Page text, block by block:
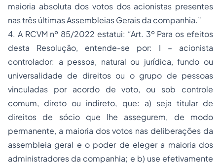
maioria absoluta dos votos dos acionistas presentes
nas três últimas Assembleias Gerais da companhia.”
4. A RCVM nº 85/2022 estatui: “Art. 3º Para os efeitos
desta Resolução, entende-se por: I – acionista
controlador: a pessoa, natural ou jurídica, fundo ou
universalidade de direitos ou o grupo de pessoas
vinculadas por acordo de voto, ou sob controle
comum, direto ou indireto, que: a) seja titular de
direitos de sócio que lhe assegurem, de modo
permanente, a maioria dos votos nas deliberações da
assembleia geral e o poder de eleger a maioria dos
administradores da companhia; e b) use efetivamente